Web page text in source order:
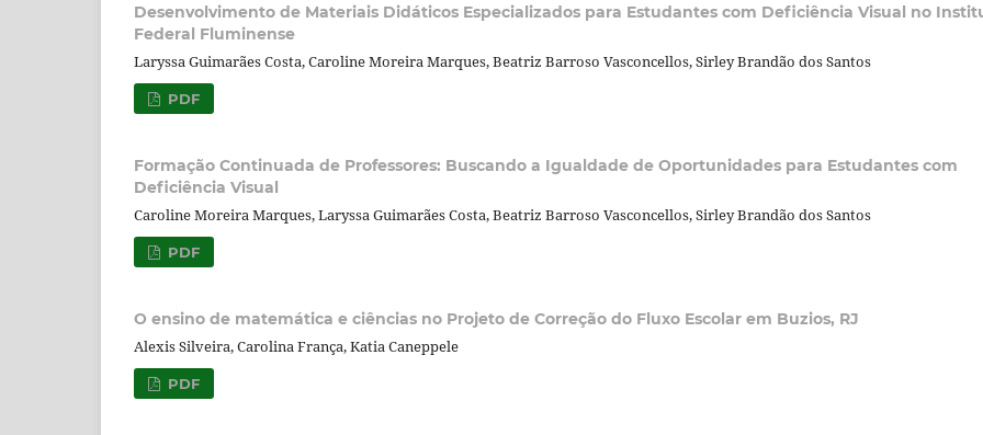
Desenvolvimento de Materiais Didáticos Especializados para Estudantes com Deficiência Visual no
Federal Fluminense
Laryssa Guimarães Costa, Caroline Moreira Marques, Beatriz Barroso Vasconcellos, Sirley Brandão dos Santos
PDF
Formação Continuada de Professores: Buscando a Igualdade de Oportunidades para Estudantes com
Deficiência Visual
Caroline Moreira Marques, Laryssa Guimarães Costa, Beatriz Barroso Vasconcellos, Sirley Brandão dos Santos
PDF
O ensino de matemática e ciências no Projeto de Correção do Fluxo Escolar em Buzios, RJ
Alexis Silveira, Carolina França, Katia Caneppele
PDF